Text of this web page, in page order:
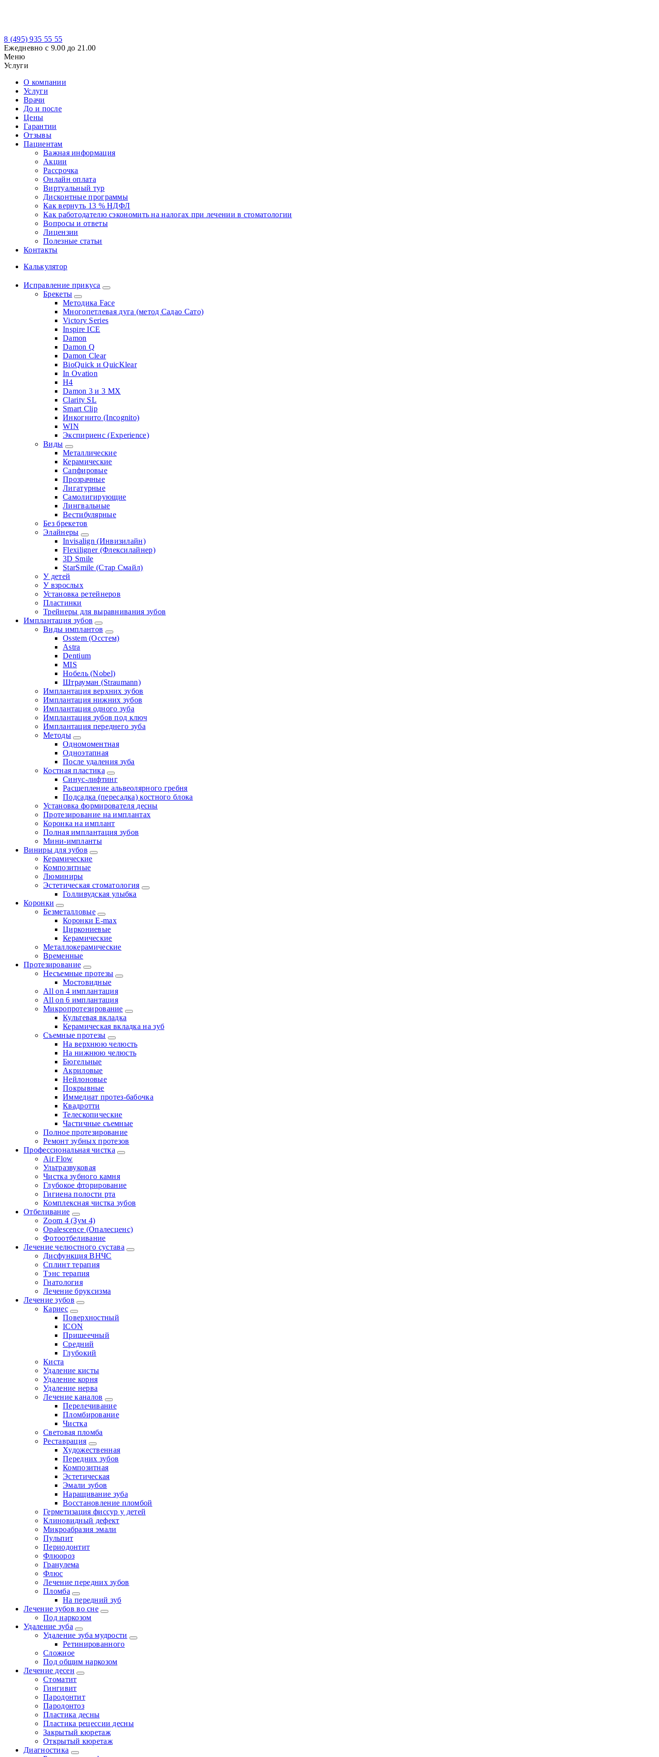
8 (495) 935 55 55
Ежедневно с 9.00 до 21.00
Меню
Услуги
О компании
Услуги
Врачи
До и после
Цены
Гарантии
Отзывы
Пациентам
Важная информация
Акции
Рассрочка
Онлайн оплата
Виртуальный тур
Дисконтные программы
Как вернуть 13 % НДФЛ
Как работодателю сэкономить на налогах при лечении в стоматологии
Вопросы и ответы
Лицензии
Полезные статьи
Контакты
Калькулятор
Исправление прикуса
Брекеты
Методика Face
Многопетлевая дуга (метод Садао Сато)
Victory Series
Inspire ICE
Damon
Damon Q
Damon Clear
BioQuick и QuicKlear
In Ovation
H4
Damon 3 и 3 MX
Clarity SL
Smart Clip
Инкогнито (Incognito)
WIN
Экспириенс (Experience)
Виды
Металлические
Керамические
Сапфировые
Прозрачные
Лигатурные
Самолигирующие
Лингвальные
Вестибулярные
Без брекетов
Элайнеры
Invisalign (Инвизилайн)
Flexiligner (Флексилайнер)
3D Smile
StarSmile (Стар Смайл)
У детей
У взрослых
Установка ретейнеров
Пластинки
Трейнеры для выравнивания зубов
Имплантация зубов
Виды имплантов
Osstem (Осстем)
Astra
Dentium
MIS
Нобель (Nobel)
Штрауман (Straumann)
Имплантация верхних зубов
Имплантация нижних зубов
Имплантация одного зуба
Имплантация зубов под ключ
Имплантация переднего зуба
Методы
Одномоментная
Одноэтапная
После удаления зуба
Костная пластика
Синус-лифтинг
Расщепление альвеолярного гребня
Подсадка (пересадка) костного блока
Установка формирователя десны
Протезирование на имплантах
Коронка на имплант
Полная имплантация зубов
Мини-импланты
Виниры для зубов
Керамические
Композитные
Люминиры
Эстетическая стоматология
Голливудская улыбка
Коронки
Безметалловые
Коронки E-max
Циркониевые
Керамические
Металлокерамические
Временные
Протезирование
Несъемные протезы
Мостовидные
All on 4 имплантация
All on 6 имплантация
Микропротезирование
Культевая вкладка
Керамическая вкладка на зуб
Съемные протезы
На верхнюю челюсть
На нижнюю челюсть
Бюгельные
Акриловые
Нейлоновые
Покрывные
Иммедиат протез-бабочка
Квадротти
Телескопические
Частичные съемные
Полное протезирование
Ремонт зубных протезов
Профессиональная чистка
Air Flow
Ультразвуковая
Чистка зубного камня
Глубокое фторирование
Гигиена полости рта
Комплексная чистка зубов
Отбеливание
Zoom 4 (Зум 4)
Opalescence (Опалесценс)
Фотоотбеливание
Лечение челюстного сустава
Дисфункция ВНЧС
Сплинт терапия
Тэнс терапия
Гнатология
Лечение бруксизма
Лечение зубов
Кариес
Поверхностный
ICON
Пришеечный
Средний
Глубокий
Киста
Удаление кисты
Удаление корня
Удаление нерва
Лечение каналов
Перелечивание
Пломбирование
Чистка
Световая пломба
Реставрация
Художественная
Передних зубов
Композитная
Эстетическая
Эмали зубов
Наращивание зуба
Восстановление пломбой
Герметизация фиссур у детей
Клиновидный дефект
Микроабразия эмали
Пульпит
Периодонтит
Флюороз
Гранулема
Флюс
Лечение передних зубов
Пломба
На передний зуб
Лечение зубов во сне
Под наркозом
Удаление зуба
Удаление зуба мудрости
Ретинированного
Сложное
Под общим наркозом
Лечение десен
Стоматит
Гингивит
Пародонтит
Пародонтоз
Пластика десны
Пластика рецессии десны
Закрытый кюретаж
Открытый кюретаж
Диагностика